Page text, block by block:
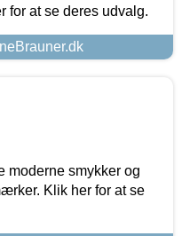
at se deres udvalg.
moderne smykker og
Klik her for at se